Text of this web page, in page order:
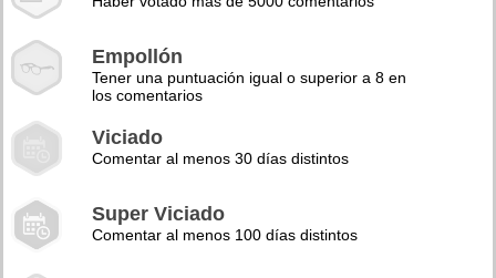
Empollón
Tener una puntuación igual o superior a 8 en
los comentarios
Viciado
Comentar al menos 30 días distintos
Super Viciado
Comentar al menos 100 días distintos